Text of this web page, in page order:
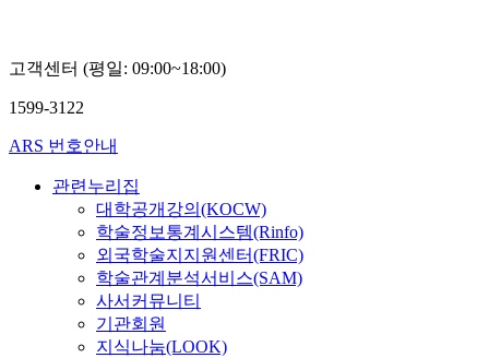
고객센터 (평일: 09:00~18:00)
1599-3122
ARS 번호안내
관련누리집
대학공개강의(KOCW)
학술정보통계시스템(Rinfo)
외국학술지지원센터(FRIC)
학술관계분석서비스(SAM)
사서커뮤니티
기관회원
지식나눔(LOOK)